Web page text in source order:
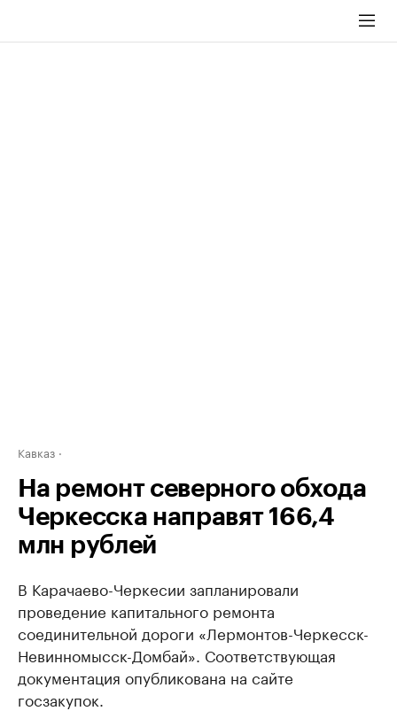
Кавказ
На ремонт северного обхода
Черкесска направят 166,4
млн рублей
В Карачаево-Черкесии запланировали
проведение капитального ремонта
соединительной дороги «Лермонтов-Черкесск-
Невинномысск-Домбай». Соответствующая
документация опубликована на сайте
госзакупок.